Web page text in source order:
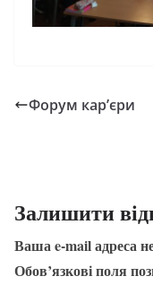
Форум кар’єри
Залишити
Ваша e-mail адреса
Обов’язкові поля